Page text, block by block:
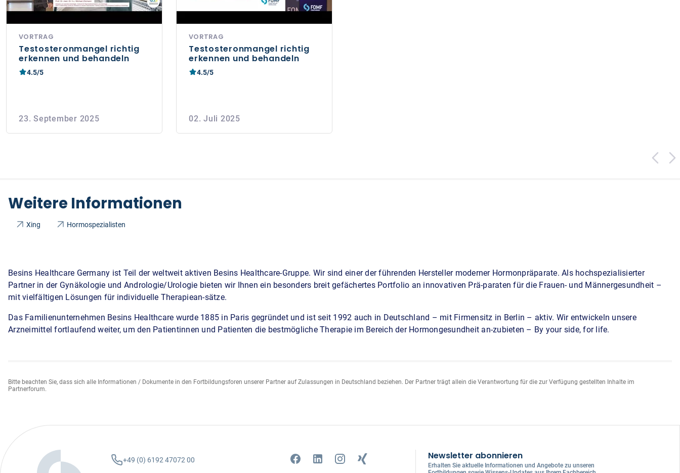
VORTRAG
Testosteronmangel richtig
erkennen und behandeln
4.5/5
23. September 2025
VORTRAG
Testosteronmangel richtig
erkennen und behandeln
4.5/5
02. Juli 2025
Weitere Informationen
Xing Hormospezialisten
Besins Healthcare Germany ist Teil der weltweit aktiven Besins Healthcare-Gruppe. Wir sind einer der führenden Hersteller moderner Hormonpräparate. Als hochspezialisierter
Partner in der Gynäkologie und Andrologie/Urologie bieten wir Ihnen ein besonders breit gefächertes Portfolio an innovativen Prä-paraten für die Frauen- und Männergesundheit –
mit vielfältigen Lösungen für individuelle Therapiean-sätze.
Das Familienunternehmen Besins Healthcare wurde 1885 in Paris gegründet und ist seit 1992 auch in Deutschland – mit Firmensitz in Berlin – aktiv. Wir entwickeln unsere
Arzneimittel fortlaufend weiter, um den Patientinnen und Patienten die bestmögliche Therapie im Bereich der Hormongesundheit an-zubieten – By your side, for life.
Bitte beachten Sie, dass sich alle Informationen / Dokumente in den Fortbildungsforen unserer Partner auf Zulassungen in Deutschland beziehen. Der Partner trägt allein die Verantwortung für die zur Verfügung gestellten Inhalte im
Partnerforum.
+49 (0) 6192 47072 00 Newsletter abonnieren
Erhalten Sie aktuelle Informationen und Angebote zu unseren